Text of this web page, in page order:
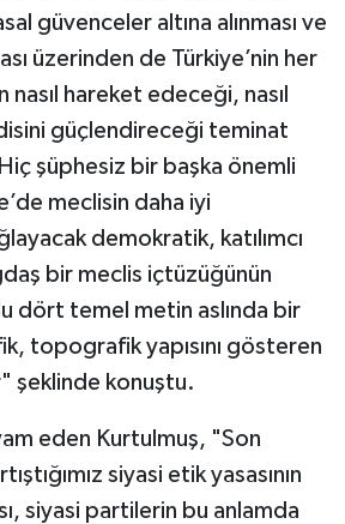
güvenceler altına alınması ve
üzerinden de Türkiye’nin her
nasıl hareket edeceği, nasıl
güçlendireceği teminat
Hiç şüphesiz bir başka önemli
meclisin daha iyi
demokratik, katılımcı
bir meclis içtüzüğünün
dört temel metin aslında bir
topografik yapısını gösteren
şeklinde konuştu.
eden Kurtulmuş, "Son
siyasi etik yasasının
siyasi partilerin bu anlamda